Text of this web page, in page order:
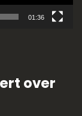
01:36
over